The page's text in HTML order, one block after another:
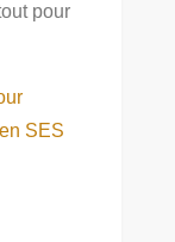
pour
SES